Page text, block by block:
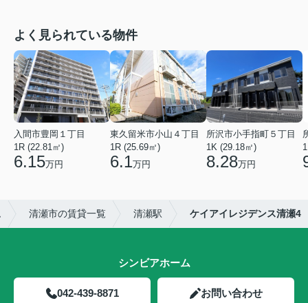
よく見られている物件
入間市豊岡１丁目
1R (22.81㎡)
6.15万円
東久留米市小山４丁目
1R (25.69㎡)
6.1万円
所沢市小手指町５丁目
1K (29.18㎡)
8.28万円
清瀬市の賃貸一覧 清瀬駅 ケイアイレジデンス清瀬4
シンビアホーム
042-439-8871 お問い合わせ